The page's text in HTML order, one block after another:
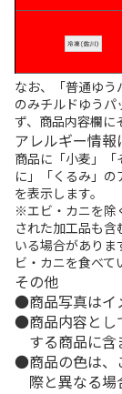
なお、「普通ゆ
のみチルドゆう
ず、商品内容欄に
アレルギー情報
商品に「小麦」
に」「くるみ」
を表示します。
※エビ・カニを除
された加工品も
いる場合がありま
ビ・カニを食べて
その他
商品写真はイ
商品内容と
する商品に含
商品の色は
際と異なる場